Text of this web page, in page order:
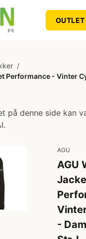
OUTLET
/
Performance - Vinter
på denne side kan
AGU
AGU
-